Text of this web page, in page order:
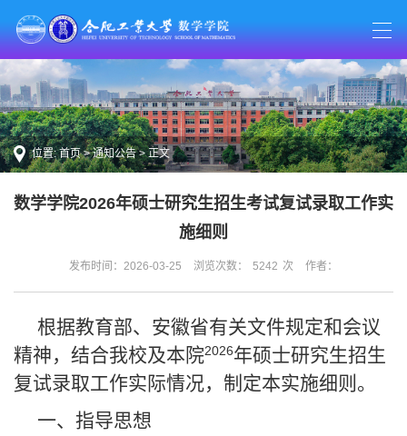
位置:首页>通知公告> 正文
数学学院2026年硕士研究生招生考试复试录取工作实
施细则
发布时间：2026-03-25 浏览次数： 5242 次 作者：
根据教育部、安徽省有关文件规定和会议
精神，结合我校及本院2026年硕士研究生招生
复试录取工作实际情况，制定本实施细则。
一、指导思想